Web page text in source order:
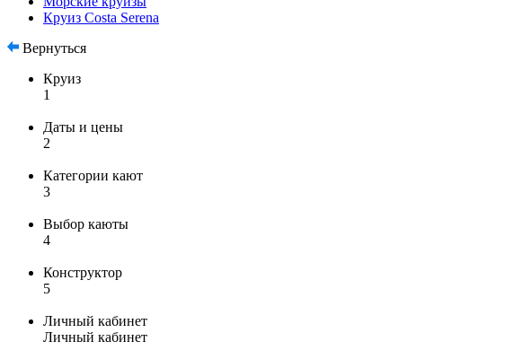
Круиз Costa Serena
Вернуться
Круиз
1
Даты и цены
2
Категории кают
3
Выбор каюты
4
Конструктор
5
Личный кабинет
Личный кабинет